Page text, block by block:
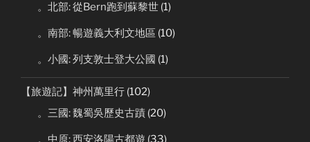
。北部: 從Bern跑到蘇黎世 (1)
。南部: 暢遊義大利文地區 (10)
。小國: 列支敦士登大公國 (1)
【旅遊記】神州萬里行 (102)
。三國: 魏蜀吳歷史古蹟 (20)
。中原: 西安洛陽古都遊 (33)